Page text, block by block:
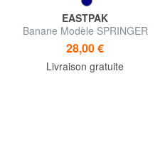
EASTPAK
Banane Modèle SPRINGER
28,00 €
Livraison gratuite